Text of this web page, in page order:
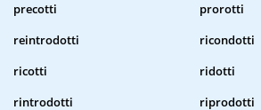
precotti
prorotti
reintrodotti
ricondotti
ricotti
ridotti
rintrodotti
riprodotti